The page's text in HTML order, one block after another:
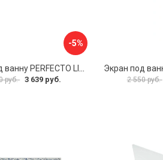
-5%
руб. 3 639 руб. 2 550 руб.